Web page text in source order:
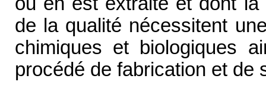
de la qualité nécessitent
chimiques et biologiques
procédé de fabrication et de